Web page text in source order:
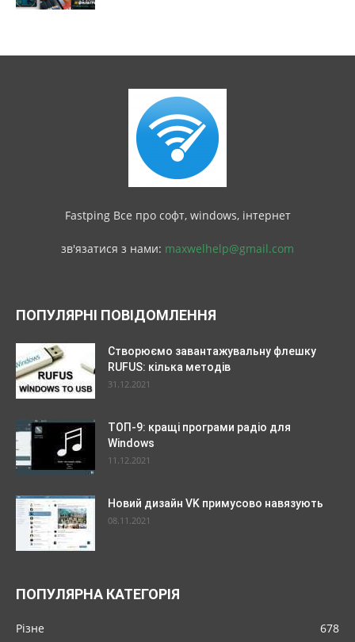
Fastping Все про софт, windows, інтернет
зв'язатися з нами: maxwelhelp@gmail.com
ПОПУЛЯРНІ ПОВІДОМЛЕННЯ
Створюємо завантажувальну флешку
RUFUS: кілька методів
31.12.2021
ТОП-9: кращі програми радіо для
Windows
11.12.2021
Новий дизайн VK примусово навязують
08.11.2021
ПОПУЛЯРНА КАТЕГОРІЯ
Різне 678